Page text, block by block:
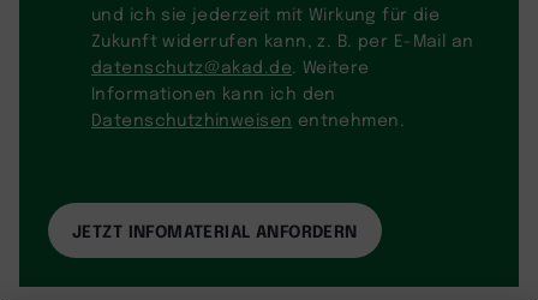
und ich sie jederzeit mit Wirkung für die
Zukunft widerrufen kann, z. B. per E-Mail an
datenschutz@akad.de . Weitere
Informationen kann ich den
Datenschutzhinweisen entnehmen.